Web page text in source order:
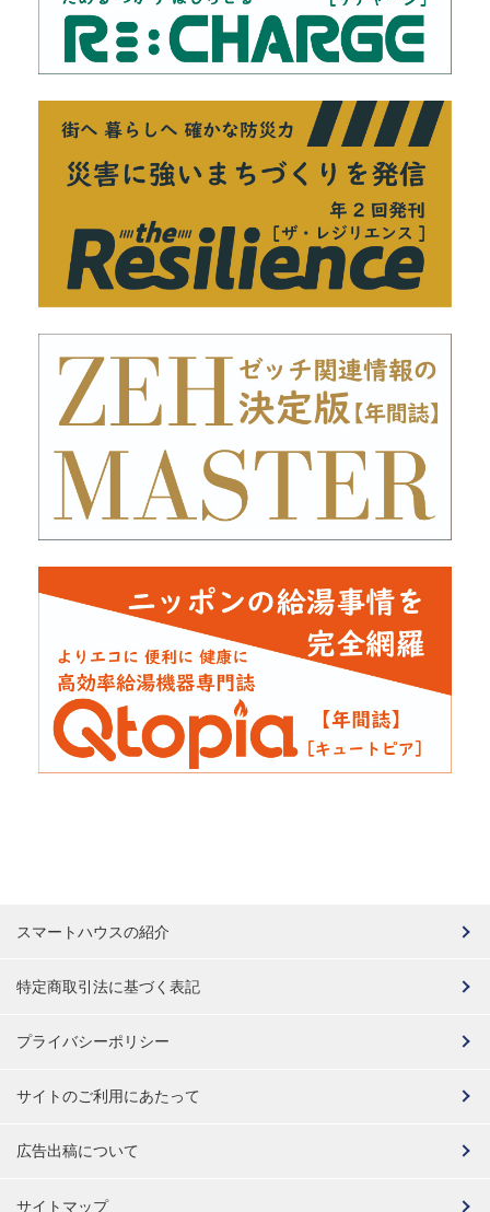
スマートハウスの紹介
特定商取引法に基づく表記
プライバシーポリシー
サイトのご利用にあたって
広告出稿について
サイトマップ